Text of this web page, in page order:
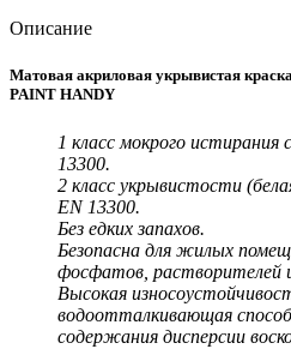
Описание
Матовая акриловая укрывистая
PAINT HANDY
1 класс мокрого истирания
13300.
2 класс укрывистости
EN 13300.
Без едких запахов.
Безопасна для жилых
фосфатов, растворителей
Высокая
водоотталкивающая
содержания дисперсии